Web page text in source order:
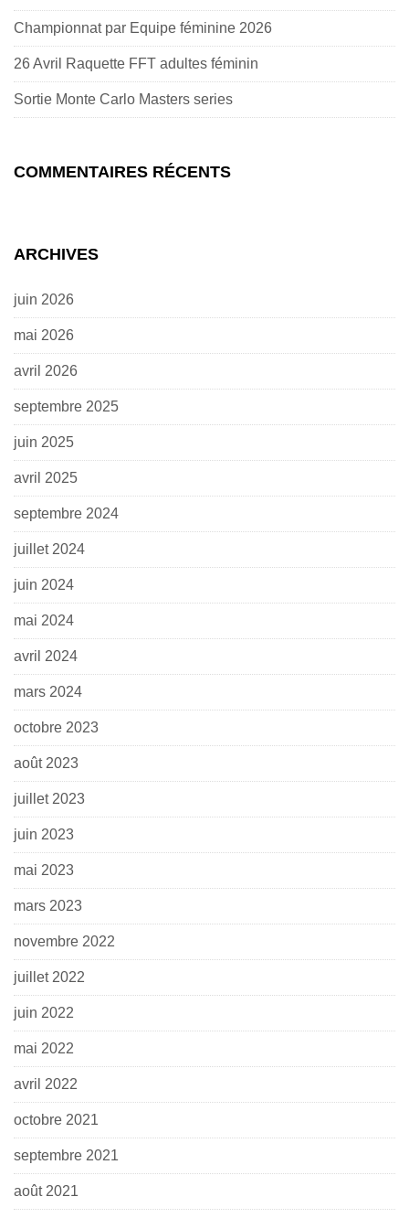
Championnat par Equipe féminine 2026
26 Avril Raquette FFT adultes féminin
Sortie Monte Carlo Masters series
COMMENTAIRES RÉCENTS
ARCHIVES
juin 2026
mai 2026
avril 2026
septembre 2025
juin 2025
avril 2025
septembre 2024
juillet 2024
juin 2024
mai 2024
avril 2024
mars 2024
octobre 2023
août 2023
juillet 2023
juin 2023
mai 2023
mars 2023
novembre 2022
juillet 2022
juin 2022
mai 2022
avril 2022
octobre 2021
septembre 2021
août 2021